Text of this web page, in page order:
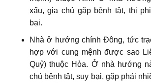
xấu, gia chủ gặp bệnh tật, thị
bại.
Nhà ở hướng chính Đông, tức
hợp với cung mệnh được sao
Quỷ) thuộc Hỏa. Ở nhà hướng
chủ bệnh tật, suy bại, gặp phải